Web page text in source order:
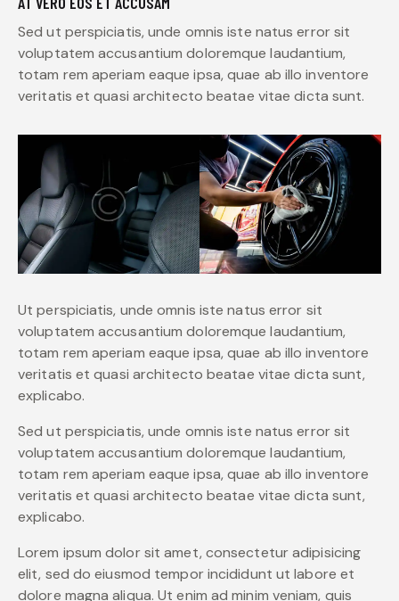
Sed ut perspiciatis, unde omnis iste natus error sit
voluptatem accusantium doloremque laudantium,
totam rem aperiam eaque ipsa, quae ab illo inventore
veritatis et quasi architecto beatae vitae dicta sunt.
Ut perspiciatis, unde omnis iste natus error sit
voluptatem accusantium doloremque laudantium,
totam rem aperiam eaque ipsa, quae ab illo inventore
veritatis et quasi architecto beatae vitae dicta sunt,
explicabo.
Sed ut perspiciatis, unde omnis iste natus error sit
voluptatem accusantium doloremque laudantium,
totam rem aperiam eaque ipsa, quae ab illo inventore
veritatis et quasi architecto beatae vitae dicta sunt,
explicabo.
Lorem ipsum dolor sit amet, consectetur adipisicing
elit, sed do eiusmod tempor incididunt ut labore et
dolore magna aliqua. Ut enim ad minim veniam, quis